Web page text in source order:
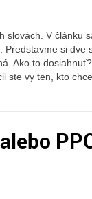
slovách. V článku
si dve
Ako to
ste vy ten, kto